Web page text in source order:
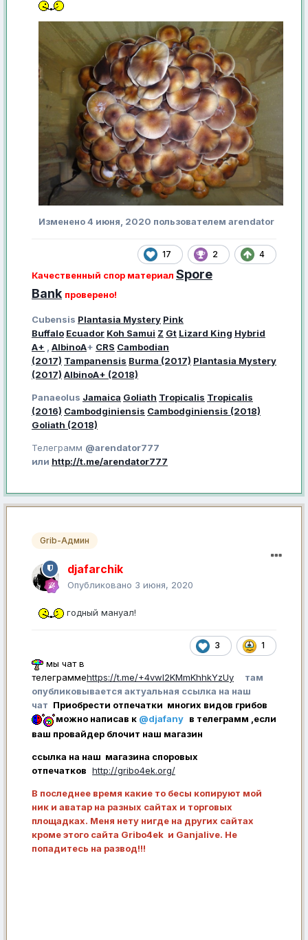
Изменено4 июня, 2020 пользователем arendator
17 2 4
Качественный спор материал Spore
Bank проверено!
Cubensis Plantasia Mystery Pink
Buffalo Ecuador Koh Samui Z Gt Lizard King Hybrid
A+ , AlbinoA+ CRS Cambodian
(2017) Tampanensis Burma (2017) Plantasia Mystery
(2017) AlbinoA+ (2018)
Panaeolus Jamaica Goliath Tropicalis Tropicalis
(2016) Cambodginiensis Cambodginiensis (2018)
Goliath (2018)
Телеграмм @arendator777
или http://t.me/arendator777
Grib-Админ
djafarchik
Опубликовано 3 июня, 2020
годный мануал!
3 1
мы чат в
телеграммеhttps://t.me/+4vwl2KMmKhhkYzUy
там
опубликовывается актуальная ссылка на наш
чат Приобрести отпечатки многих видов грибов
можно написав к @djafany в телеграмм ,если
ваш провайдер блочит наш магазин
ссылка на наш магазина споровых
отпечатков http://gribo4ek.org/
В последнее время какие то бесы копируют мой
ник и аватар на разных сайтах и торговых
площадках. Меня нету нигде на других сайтах
кроме этого сайта Gribo4ek и Ganjalive. Не
попадитесь на развод!!!